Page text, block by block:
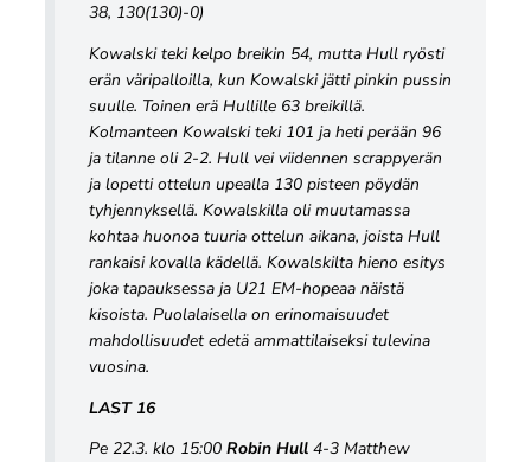
38, 130(130)-0)
Kowalski teki kelpo breikin 54, mutta Hull ryösti
erän väripalloilla, kun Kowalski jätti pinkin pussin
suulle. Toinen erä Hullille 63 breikillä.
Kolmanteen Kowalski teki 101 ja heti perään 96
ja tilanne oli 2-2. Hull vei viidennen scrappyerän
ja lopetti ottelun upealla 130 pisteen pöydän
tyhjennyksellä. Kowalskilla oli muutamassa
kohtaa huonoa tuuria ottelun aikana, joista Hull
rankaisi kovalla kädellä. Kowalskilta hieno esitys
joka tapauksessa ja U21 EM-hopeaa näistä
kisoista. Puolalaisella on erinomaisuudet
mahdollisuudet edetä ammattilaiseksi tulevina
vuosina.
LAST 16
Pe 22.3. klo 15:00 Robin Hull4-3 Matthew